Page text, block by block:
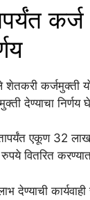
शेतकरी कर्जमुक्ती
देण्याचा
एकूण 32
वितरित
देण्याची